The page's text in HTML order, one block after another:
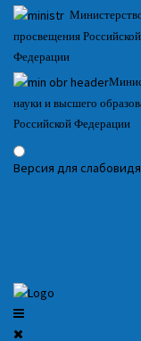
просвещения Российской
Федерации
науки и высшего
Российской Федерации
Версия для